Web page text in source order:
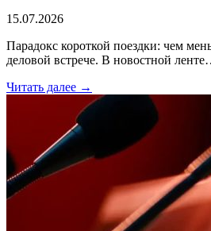
15.07.2026
Парадокс короткой поездки: чем
деловой встрече. В новостной
Читать далее →